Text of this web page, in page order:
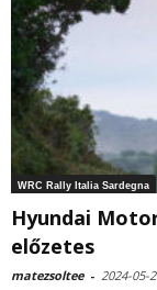
WRC Rally Italia Sardegna
Hyundai
előzetes
matezsoltee - 2024-05-